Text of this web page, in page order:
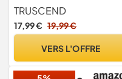
avec Hameçons BKK, Easy
Catch : Vibrante pour Plus
de Touches, Leurre à Queue
Brochets, Truites, Silure,
TRUSCEND
17,99 € 19,99 €
VERS L'OFFRE